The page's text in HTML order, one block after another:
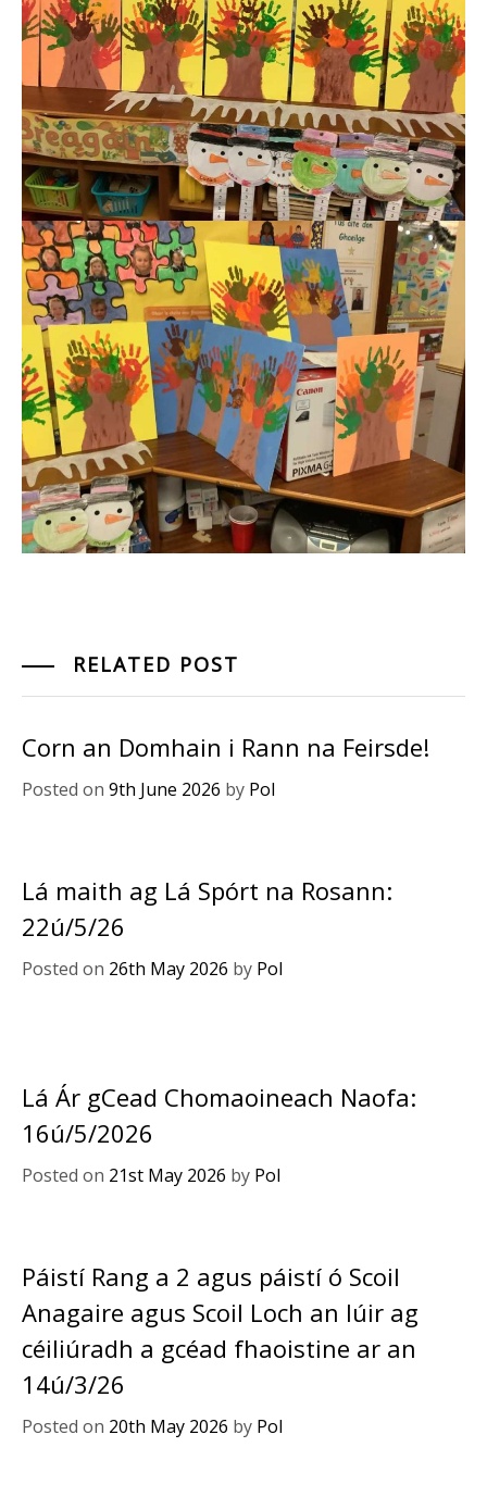
RELATED POST
Corn an Domhain i Rann na Feirsde!
Posted on 9th June 2026 by Pol
Lá maith ag Lá Spórt na Rosann:
22ú/5/26
Posted on 26th May 2026 by Pol
Lá Ár gCead Chomaoineach Naofa:
16ú/5/2026
Posted on 21st May 2026 by Pol
Páistí Rang a 2 agus páistí ó Scoil
Anagaire agus Scoil Loch an Iúir ag
céiliúradh a gcéad fhaoistine ar an
14ú/3/26
Posted on 20th May 2026 by Pol